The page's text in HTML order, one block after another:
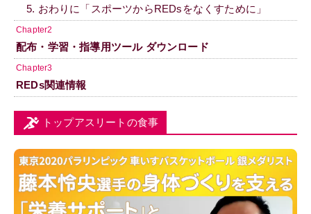
5. おわりに「スポーツからREDsをなくすために」
Chapter2
配布・学習・指導用ツール ダウンロード
Chapter3
REDs関連情報
トップアスリートの食事